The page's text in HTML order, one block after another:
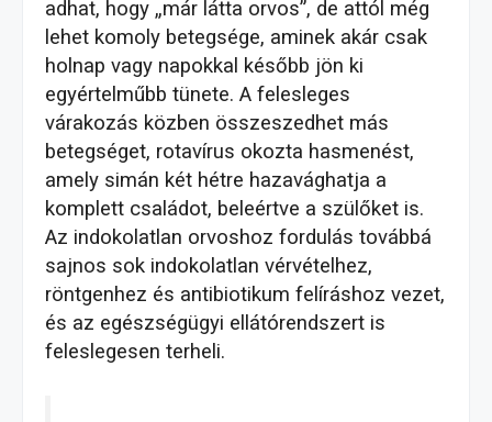
adhat, hogy „már látta orvos”, de attól még
lehet komoly betegsége, aminek akár csak
holnap vagy napokkal később jön ki
egyértelműbb tünete. A felesleges
várakozás közben összeszedhet más
betegséget, rotavírus okozta hasmenést,
amely simán két hétre hazavághatja a
komplett családot, beleértve a szülőket is.
Az indokolatlan orvoshoz fordulás továbbá
sajnos sok indokolatlan vérvételhez,
röntgenhez és antibiotikum felíráshoz vezet,
és az egészségügyi ellátórendszert is
feleslegesen terheli.